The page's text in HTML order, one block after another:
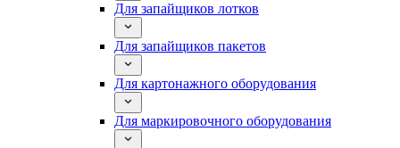
Для запайщиков лотков
Для запайщиков пакетов
Для картонажного оборудования
Для маркировочного оборудования